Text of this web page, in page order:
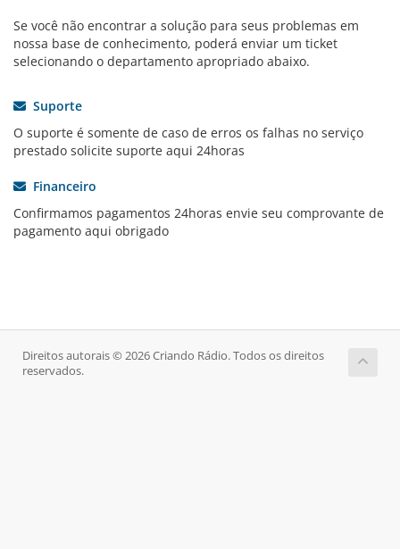
Se você não encontrar a solução para seus problemas em
nossa base de conhecimento, poderá enviar um ticket
selecionando o departamento apropriado abaixo.
Suporte
O suporte é somente de caso de erros os falhas no serviço
prestado solicite suporte aqui 24horas
Financeiro
Confirmamos pagamentos 24horas envie seu comprovante de
pagamento aqui obrigado
Direitos autorais © 2026 Criando Rádio. Todos os direitos
reservados.